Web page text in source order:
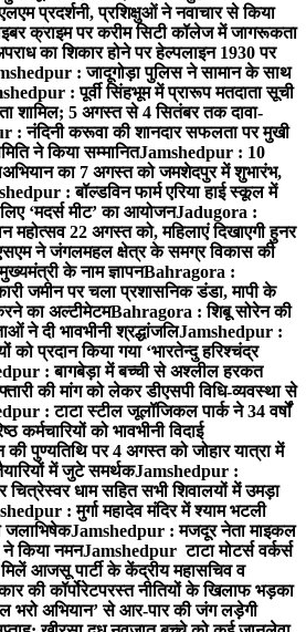
प्रदर्शनी, प्रशिक्षुओं ने नवाचार से किया
क्राइम पर करीम सिटी कॉलेज में जागरूकता
का शिकार होने पर हेल्पलाइन 1930 पर
: जादूगोड़ा पुलिस ने सामान के साथ
: पूर्वी सिंहभूम में प्रारूप मतदाता सूची
शामिल; 5 अगस्त से 4 सितंबर तक दावा-
: नंदिनी करूवा की शानदार सफलता पर मुखी
ने किया सम्मानितJamshedpur : 10
का 7 अगस्त को जमशेदपुर में शुभारंभ,
: बॉल्डविन फार्म एरिया हाई स्कूल में
लिए ‘मदर्स मीट’ का आयोजनJadugora :
महोत्सव 22 अगस्त को, महिलाएं दिखाएगी हुनर
ने जंगलमहल क्षेत्र के समग्र विकास की
के नाम ज्ञापनBahragora :
जमीन पर चला प्रशासनिक डंडा, मापी के
का अल्टीमेटमBahragora : शिबू सोरेन की
ने दी भावभीनी श्रद्धांजलिJamshedpur :
प्रदान किया गया ‘भारतेन्दु हरिश्चंद्र
: बागबेड़ा में बच्ची से अश्लील हरकत
की मांग को लेकर डीएसपी विधि-व्यवस्था से
: टाटा स्टील जूलॉजिकल पार्क ने 34 वर्षों
कर्मचारियों को भावभीनी विदाई
पुण्यतिथि पर 4 अगस्त को जोहार यात्रा में
में जुटे समर्थकJamshedpur :
चित्रेस्वर धाम सहित सभी शिवालयों में उमड़ा
: मुर्गा महादेव मंदिर में श्याम भटली
जलाभिषेकJamshedpur : मजदूर नेता माइकल
किया नमनJamshedpur टाटा मोटर्स वर्कर्स
आजसू पार्टी के केंद्रीय महासचिव व
की कॉर्पोरेटपरस्त नीतियों के खिलाफ भड़का
भरो अभियान’ से आर-पार की जंग लड़ेगी